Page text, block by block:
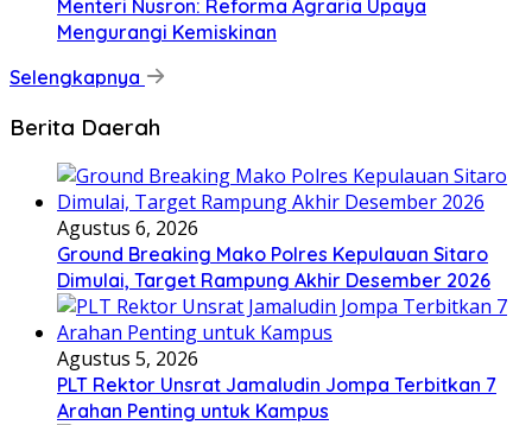
Menteri Nusron: Reforma Agraria Upaya
Mengurangi Kemiskinan
Selengkapnya
Berita Daerah
Agustus 6, 2026
Ground Breaking Mako Polres Kepulauan Sitaro
Dimulai, Target Rampung Akhir Desember 2026
Agustus 5, 2026
​PLT Rektor Unsrat Jamaludin Jompa Terbitkan 7
Arahan Penting untuk Kampus